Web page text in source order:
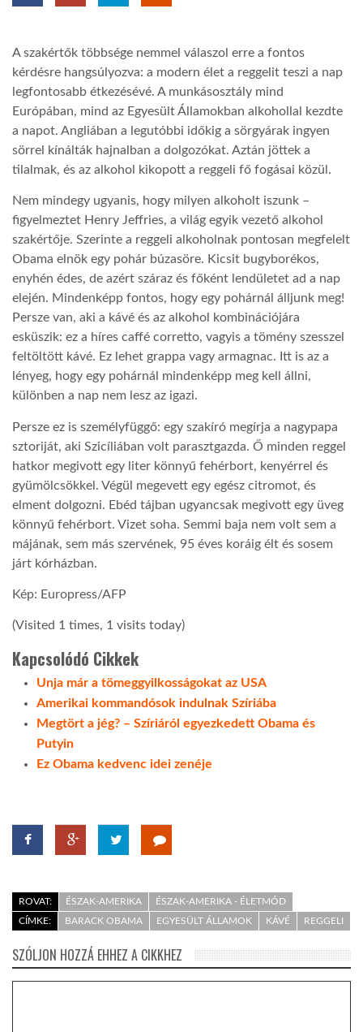
A szakértők többsége nemmel válaszol erre a fontos
kérdésre hangsúlyozva: a modern élet a reggelit teszi a nap
legfontosabb étkezésévé. A munkásosztály mind
Európában, mind az Egyesült Államokban alkohollal kezdte
a napot. Angliában a legutóbbi időkig a sörgyárak ingyen
sörrel kínálták hajnalban a dolgozókat. Aztán jöttek a
tilalmak, és az alkohol kikopott a reggeli fő fogásai közül.
Nem mindegy ugyanis, hogy milyen alkoholt iszunk –
figyelmeztet Henry Jeffries, a világ egyik vezető alkohol
szakértője. Szerinte a reggeli alkoholnak pontosan megfelelt
Obama elnök egy pohár búzasöre. Kicsit bugyborékos,
enyhén édes, de azért száraz és főként lendületet ad a nap
elején. Mindenképp fontos, hogy egy pohárnál álljunk meg!
Persze van, aki a kávé és az alkohol kombinációjára
esküszik: ez a híres caffé corretto, vagyis a tömény szesszel
feltöltött kávé. Ez lehet grappa vagy armagnac. Itt is az a
lényeg, hogy egy pohárnál mindenképp meg kell állni,
különben a nap nem lesz az igazi.
Persze ez is személyfüggő: egy szakíró megírja a nagypapa
sztoriját, aki Szicíliában volt parasztgazda. Ő minden reggel
hatkor megivott egy liter könnyű fehérbort, kenyérrel és
gyümölcsökkel. Végül megevett egy egész citromot, és
elment dolgozni. Ebéd tájban ugyancsak megivott egy üveg
könnyű fehérbort. Vizet soha. Semmi baja nem volt sem a
májának, sem más szervének, 95 éves koráig élt és sosem
járt kórházban.
Kép: Europress/AFP
(Visited 1 times, 1 visits today)
Kapcsolódó Cikkek
Unja már a tömeggyilkosságokat az USA
Amerikai kommandósok indulnak Szíriába
Megtört a jég? – Szíriáról egyezkedett Obama és
Putyin
Ez Obama kedvenc idei zenéje
ROVAT: ÉSZAK-AMERIKA
ÉSZAK-AMERIKA - ÉLETMÓD
CÍMKE:
BARACK OBAMA EGYESÜLT ÁLLAMOK KÁVÉ REGGELI
SZÓLJON HOZZÁ EHHEZ A CIKKHEZ